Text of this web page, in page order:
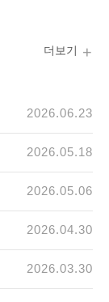
더보기 +
2026.06.23
2026.05.18
2026.05.06
2026.04.30
2026.03.30